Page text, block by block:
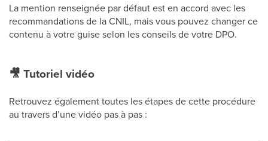
La mention renseignée par défaut est en accord avec les
recommandations de la CNIL, mais vous pouvez changer ce
contenu à votre guise selon les conseils de votre DPO.
🎥 Tutoriel vidéo
Retrouvez également toutes les étapes de cette procédure
au travers d’une vidéo pas à pas :